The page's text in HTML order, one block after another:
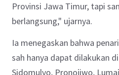
Provinsi Jawa Timur, tapi
berlangsung," ujarnya.
Ia menegaskan bahwa
sah hanya dapat dilakukan
Sidomulyo, Pronojiwo,